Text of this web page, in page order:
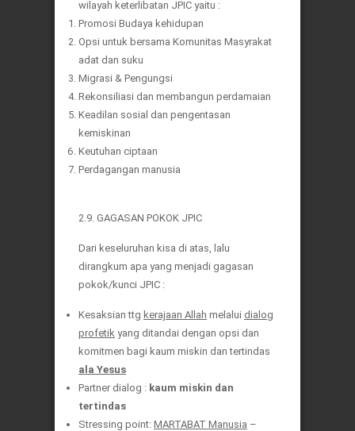
wilayah keterlibatan JPIC yaitu :
Promosi Budaya kehidupan
Opsi untuk bersama Komunitas Masyrakat
adat dan suku
Migrasi & Pengungsi
Rekonsiliasi dan membangun perdamaian
Keadilan sosial dan pengentasan
kemiskinan
Keutuhan ciptaan
Perdagangan manusia
2.9. GAGASAN POKOK JPIC
Dari keseluruhan kisa di atas, lalu
dirangkum apa yang menjadi gagasan
pokok/kunci JPIC :
Kesaksian ttg kerajaan Allah melalui dialog
profetik yang ditandai dengan opsi dan
komitmen bagi kaum miskin dan tertindas
ala Yesus
Partner dialog : kaum miskin dan
tertindas
Stressing point: MARTABAT Manusia –